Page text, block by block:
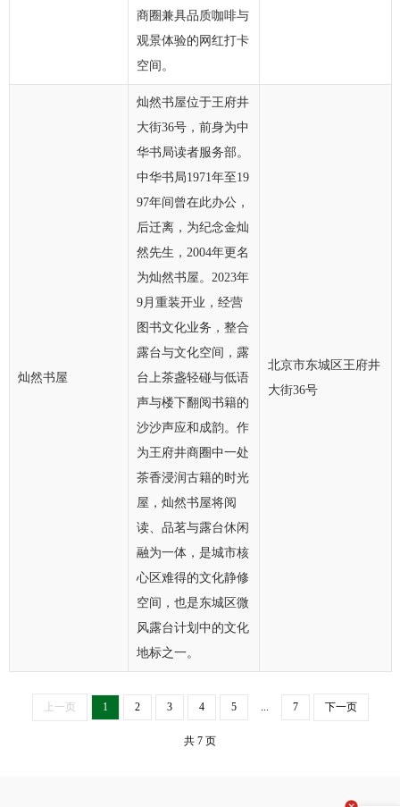
商圈兼具品质咖啡与
观景体验的网红打卡
空间。
灿然书屋
灿然书屋位于王府井
大街36号，前身为中
华书局读者服务部。
中华书局1971年至19
97年间曾在此办公，
后迁离，为纪念金灿
然先生，2004年更名
为灿然书屋。2023年
9月重装开业，经营
图书文化业务，整合
露台与文化空间，露
台上茶盏轻碰与低语
声与楼下翻阅书籍的
沙沙声应和成韵。作
为王府井商圈中一处
茶香浸润古籍的时光
屋，灿然书屋将阅
读、品茗与露台休闲
融为一体，是城市核
心区难得的文化静修
空间，也是东城区微
风露台计划中的文化
地标之一。
北京市东城区王府井
大街36号
上一页 1 2 3 4 5 ... 7 下一页
共 7 页